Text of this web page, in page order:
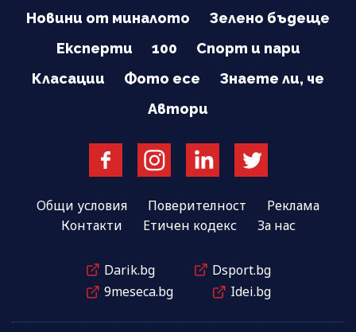
Новини от миналото
Зелено бъдеще
Експерти
100
Спорт и пари
Класации
Фото есе
Знаете ли, че
Автори
Общи условия Поверителност
Реклама
Контакти
Етичен кодекс За нас
Darik.bg
Dsport.bg
9meseca.bg
Idei.bg